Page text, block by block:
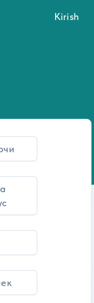
Kirish